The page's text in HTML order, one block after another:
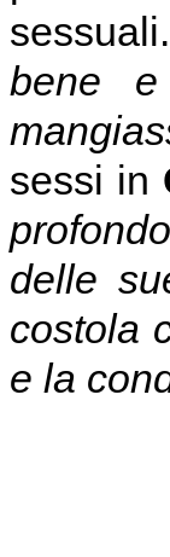
sessuali.
bene
sessi in
delle
costola
e la